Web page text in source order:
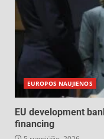
EUROPOS NAUJIENOS
EU development
financing